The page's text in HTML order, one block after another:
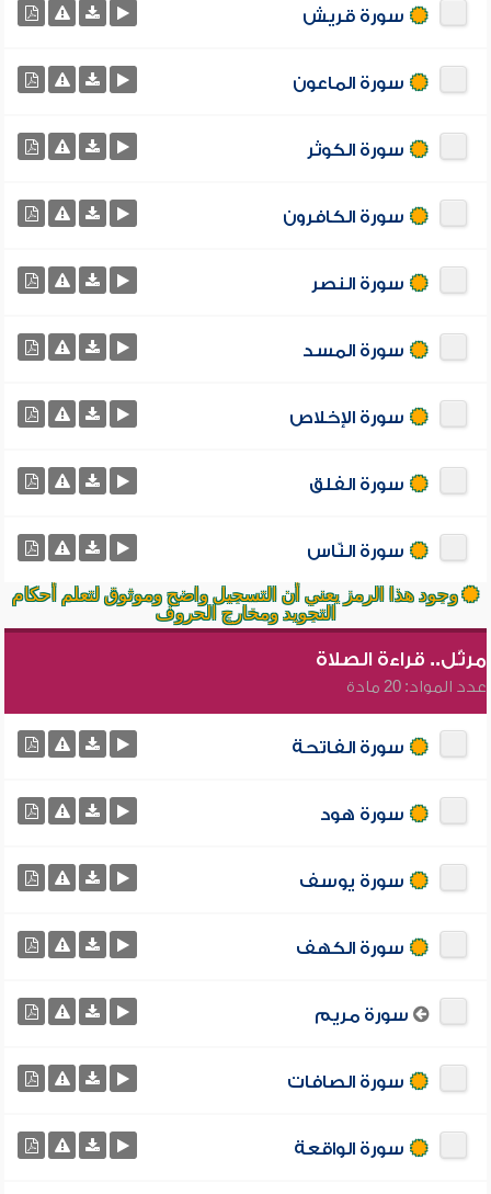
سورة قريش
سورة الماعون
سورة الكوثر
سورة الكافرون
سورة النصر
سورة المسد
سورة الإخلاص
سورة الفلق
سورة النّاس
وجود هذا الرمز يعني أن التسجيل واضح وموثوق لتعلم أحكام
التجويد ومخارج الحروف
مرتّل.. قراءة الصلاة
عدد المواد: 20 مادة
سورة الفاتحة
سورة هود
سورة يوسف
سورة الكهف
سورة مريم
سورة الصافات
سورة الواقعة